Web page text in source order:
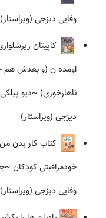
وفایی دیزجی
کاپیتان
اومده ن (و بعدش هم
ناهارخوری) ~دیو
دیزجی (ویراستار)
کتاب کار بدن
خودمراقبتی کودکان
وفایی دیزجی